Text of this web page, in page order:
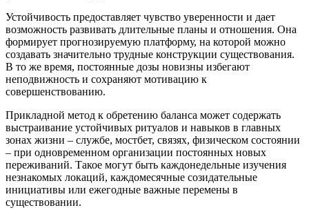
Устойчивость предоставляет чувство уверенности и дает
возможность развивать длительные планы и отношения. Она
формирует прогнозируемую платформу, на которой можно
создавать значительно трудные конструкции существования.
В то же время, постоянные дозы новизны избегают
неподвижность и сохраняют мотивацию к
совершенствованию.
Прикладной метод к обретению баланса может содержать
выстраивание устойчивых ритуалов и навыков в главных
зонах жизни – службе, мостбет, связях, физическом состоянии
– при одновременном организации постоянных новых
переживаний. Такое могут быть каждонедельные изучения
незнакомых локаций, каждомесячные созидательные
инициативы или ежегодные важные перемены в
существовании.